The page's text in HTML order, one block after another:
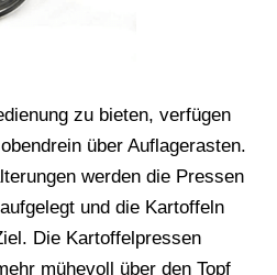
zu bieten, verfügen
über Auflagerasten.
werden die Pressen
und die Kartoffeln
Die Kartoffelpressen
mühevoll über den Topf